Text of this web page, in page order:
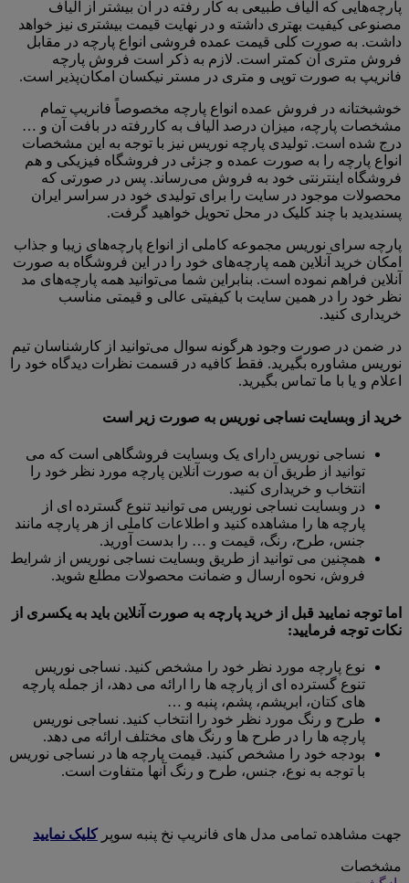
پارچه‌هایی که الیاف طبیعی به کار رفته در آن بیشتر از الیاف
مصنوعی کیفیت بهتری داشته و در نهایت قیمت بیشتری نیز خواهد
داشت. به صورت کلی قیمت عمده فروشی انواع پارچه در مقابل
فروش متری آن کمتر است. لازم به ذکر است فروش پارچه
فانریپ به صورت توپی و متری در مستر نیکسان امکان‌پذیر است.
خوشبختانه در فروش عمده انواع پارچه مخصوصاً فانریپ تمام
مشخصات پارچه، میزان درصد الیاف به کاررفته در بافت آن و …
درج شده است. تولیدی پارچه نوریس نیز با توجه به این مشخصات
انواع پارچه را به صورت عمده و جزئی در فروشگاه فیزیکی و هم
فروشگاه اینترنتی خود به فروش می‌رساند. پس در صورتی که
محصولات موجود در سایت را برای تولیدی خود در سراسر ایران
پسندیدید با چند کلیک در محل تحویل خواهید گرفت.
پارچه سرای نوریس مجموعه کاملی از انواع پارچه‌های زیبا و جذاب
امکان خرید آنلاین همه پارچه‌های خود را در این فروشگاه به صورت
آنلاین فراهم نموده است. بنابراین شما می‌توانید همه پارچه‌های مد
نظر خود را در همین سایت با کیفیتی عالی و قیمتی مناسب
خریداری کنید.
در ضمن در صورت وجود هرگونه سوال می‌توانید از کارشناسان تیم
نوریس مشاوره بگیرید. فقط کافیه در قسمت نظرات دیدگاه خود را
اعلام و یا با ما تماس بگیرید.
خرید از وبسایت نساجی نوریس به صورت زیر است
نساجی نوریس دارای یک وبسایت فروشگاهی است که می
توانید از طریق آن به صورت آنلاین پارچه مورد نظر خود را
انتخاب و خریداری کنید.
در وبسایت نساجی نوریس می توانید تنوع گسترده ای از
پارچه ها را مشاهده کنید و اطلاعات کاملی از هر پارچه مانند
جنس، طرح، رنگ، قیمت و … را بدست آورید.
همچنین می توانید از طریق وبسایت نساجی نوریس از شرایط
فروش، نحوه ارسال و ضمانت محصولات مطلع شوید.
اما توجه نمایید قبل از خرید پارچه به صورت آنلاین باید به یکسری از
نکات توجه فرمایید:
نوع پارچه مورد نظر خود را مشخص کنید. نساجی نوریس
تنوع گسترده ای از پارچه ها را ارائه می دهد، از جمله پارچه
های کتان، ابریشم، پشم، پنبه و …
طرح و رنگ مورد نظر خود را انتخاب کنید. نساجی نوریس
پارچه ها را در طرح ها و رنگ های مختلف ارائه می دهد.
بودجه خود را مشخص کنید. قیمت پارچه ها در نساجی نوریس
با توجه به نوع، جنس، طرح و رنگ آنها متفاوت است.
جهت مشاهده تمامی مدل های فانریپ نخ پنبه سوپرکلیک نمایید
مشخصات